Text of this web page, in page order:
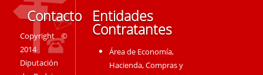
Contacto
Copyright ©
2014
Diputación
Entidades
Contratantes
Área de Economía,
Hacienda, Compras y